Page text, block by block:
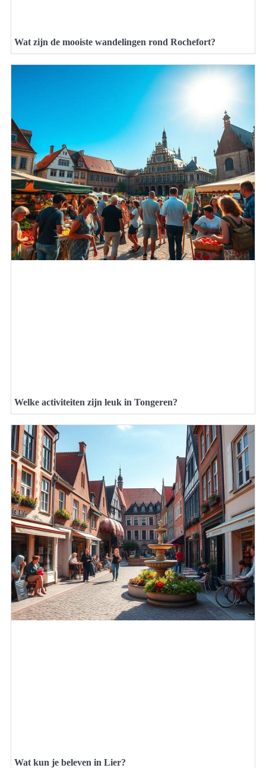
Wat zijn de mooiste wandelingen rond Rochefort?
Welke activiteiten zijn leuk in Tongeren?
Wat kun je beleven in Lier?